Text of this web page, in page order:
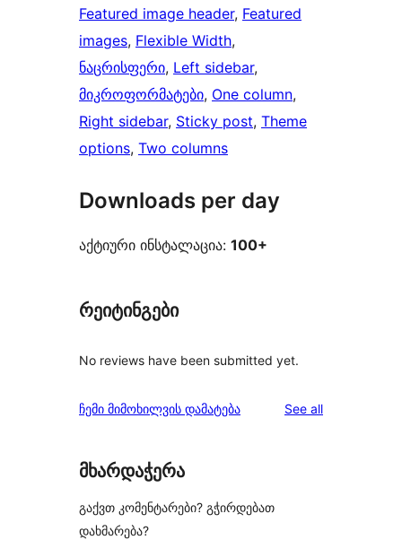
Featured image header, Featured
images, Flexible Width
ნაცრისფერი, Left sidebar
მიკროფორმატები, One column
Right sidebar, Sticky post, Theme
options, Two columns
Downloads per day
აქტიური ინსტალაცია: 100+
რეიტინგები
No reviews have been submitted yet.
ჩემი მიმოხილვის დამატება See allreviews
მხარდაჭერა
გაქვთ კომენტარები? გჭირდებათ
დახმარება?